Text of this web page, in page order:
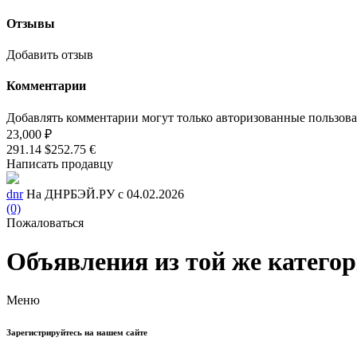
Отзывы
Добавить отзыв
Комментарии
Добавлять комментарии могут только авторизованные
23,000 ₽
291.14 $252.75 €
Написать продавцу
dnr На ДНРБЭЙ.РУ с 04.02.2026
(0)
Пожаловаться
Объявления из той же
Меню
Зарегистрируйтесь на нашем сайте